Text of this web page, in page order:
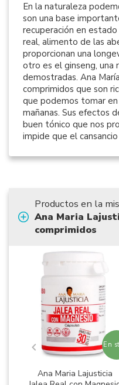
En la naturaleza
son una base
recuperación en estado
real, alimento de las
proporcionan una
otro es el ginseng, una
demostradas. Ana
comprimidos que son
que podemos tomar
mañanas. Sus efectos
buen tónico que nos
impide que el
Productos en la
Ana Maria
comprimidos
En
Ana Maria Lajusticia